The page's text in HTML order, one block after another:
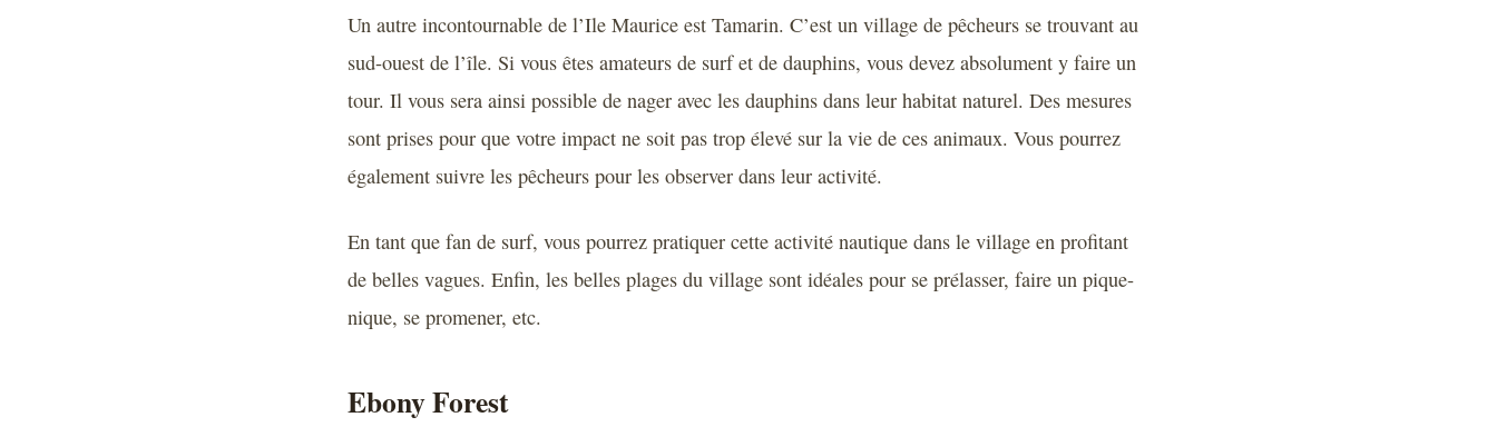
Un autre incontournable de l’Ile Maurice est Tamarin. C’est un village de pêcheurs se trouvant au
sud-ouest de l’île. Si vous êtes amateurs de surf et de dauphins, vous devez absolument y faire un
tour. Il vous sera ainsi possible de nager avec les dauphins dans leur habitat naturel. Des mesures
sont prises pour que votre impact ne soit pas trop élevé sur la vie de ces animaux. Vous pourrez
également suivre les pêcheurs pour les observer dans leur activité.
En tant que fan de surf, vous pourrez pratiquer cette activité nautique dans le village en profitant
de belles vagues. Enfin, les belles plages du village sont idéales pour se prélasser, faire un pique-
nique, se promener, etc.
Ebony Forest